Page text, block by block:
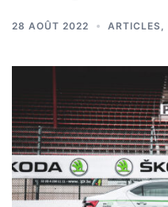
28 AOÛT 2022 ARTICLES